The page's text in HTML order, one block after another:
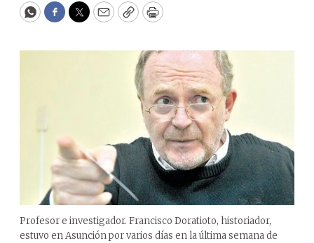
WhatsApp
Facebook
Twitter
EmailCopyPrint
Profesor e investigador. Francisco Doratioto, historiador,
estuvo en Asunción por varios días en la última semana de